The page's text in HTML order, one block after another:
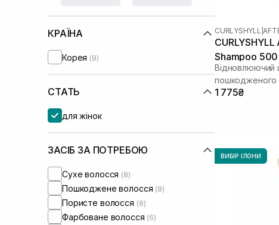
КРАЇНА
Корея (8)
СТАТЬ
для жінок
ЗАСІБ ЗА ПОТРЕБОЮ
Сухе волосся (8)
Пошкоджене волосся (8)
Пористе волосся (8)
Фарбоване волосся (6)
CURLYSHYLL
Shampoo
Відновлюючий
пошкодженого
1 775₴
ВИБІР ІЛОНИ